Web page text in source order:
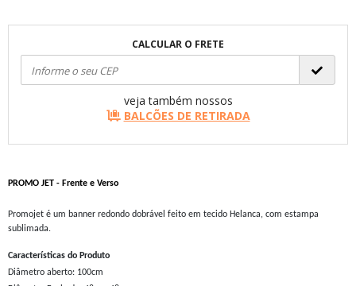
CALCULAR O FRETE
veja também nossos
BALCÕES DE RETIRADA
PROMO JET - Frente e Verso
Promojet é um banner redondo dobrável feito em tecido Helanca, com estampa
sublimada.
Características do Produto
Diâmetro aberto: 100cm